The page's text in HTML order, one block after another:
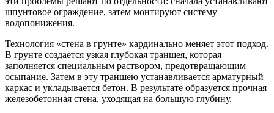
шпунтовое ограждение, затем монтируют систему
водопонижения.
Технология «стена в грунте» кардинально меняет этот подход.
В грунте создается узкая глубокая траншея, которая
заполняется специальным раствором, предотвращающим
осыпание. Затем в эту траншею устанавливается арматурный
каркас и укладывается бетон. В результате образуется прочная
железобетонная стена, уходящая на большую глубину.